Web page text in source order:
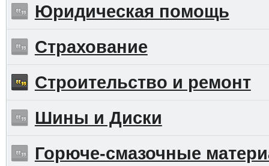
Юридическая помощь
Страхование
Строительство и ремонт
Шины и Диски
Горюче-смазочные